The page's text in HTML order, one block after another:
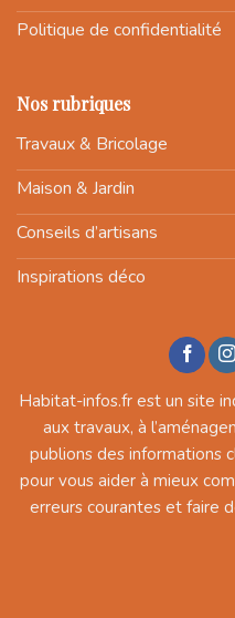
Politique de confidentialité
Nos rubriques
Travaux & Bricolage
Maison & Jardin
Conseils d’artisans
Inspirations déco
Habitat-infos.fr est un site
aux travaux, à
publions des informations
pour vous aider à mieux
erreurs courantes et faire